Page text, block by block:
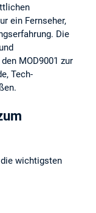
ein Fernseher,
Die
MOD9001 zur
Tech-
wichtigsten